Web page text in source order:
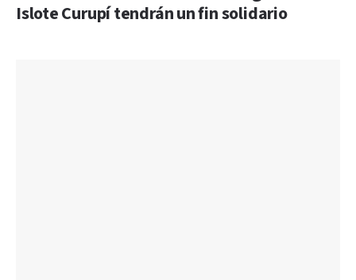
Islote Curupí tendrán un fin solidario